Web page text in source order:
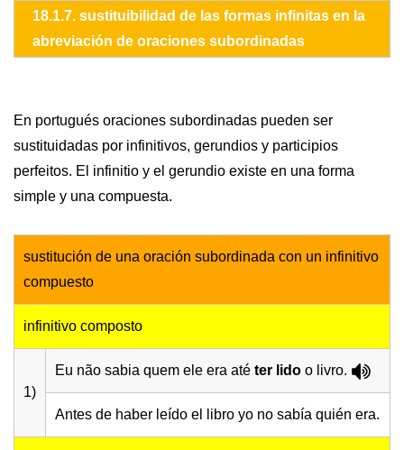
18.1.7. sustituibilidad de las formas infinitas en la
abreviación de oraciones subordinadas
En portugués oraciones subordinadas pueden ser
sustituidadas por infinitivos, gerundios y participios
perfeitos. El infinitio y el gerundio existe en una forma
simple y una compuesta.
sustitución de una oración subordinada con un infinitivo
compuesto
infinitivo composto
1)
Eu não sabia quem ele era até ter lido o livro.
Antes de haber leído el libro yo no sabía quién era.